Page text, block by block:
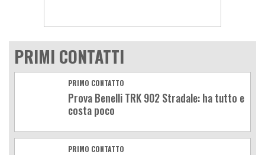
PRIMI CONTATTI
PRIMO CONTATTO
Prova Benelli TRK 902 Stradale: ha tutto e
costa poco
PRIMO CONTATTO